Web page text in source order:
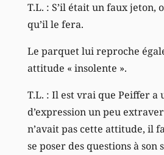
T.L. : S’il était un faux jeton,
qu’il le fera.
Le parquet lui reproche
attitude « insolente ».
T.L. : Il est vrai que Peiffer a
d’expression un peu
n’avait pas cette attitude, il
se poser des questions à son